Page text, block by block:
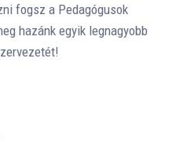
fogsz a Pedagógusok
hazánk egyik legnagyobb